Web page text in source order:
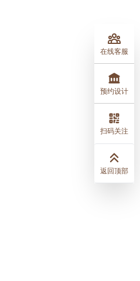
在线客服
预约设计
扫码关注
返回顶部